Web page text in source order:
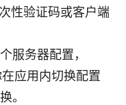
性验证码或客户端
服务器配置，
应用内切换配置
。